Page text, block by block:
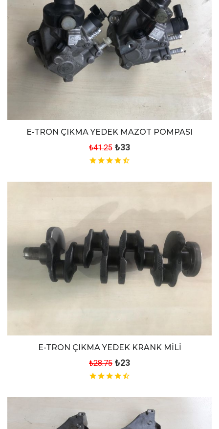
E-TRON ÇIKMA YEDEK MAZOT POMPASI
₺41.25 ₺33
E-TRON ÇIKMA YEDEK KRANK MİLİ
₺28.75 ₺23